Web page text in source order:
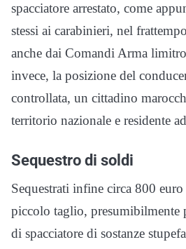
spacciatore arrestato, come
stessi ai carabinieri, nel
anche dai Comandi Arma
invece, la posizione del
controllata, un cittadino
territorio nazionale e residente
Sequestro di soldi
Sequestrati infine circa 800
piccolo taglio, presumibilmente
di spacciatore di sostanze